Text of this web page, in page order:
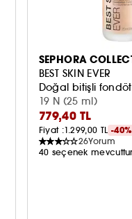
SEPHORA
BEST SKIN EVER
Doğal bitişli
19 N (25 ml)
779,40 TL
Fiyat :1.299,00 TL -40%
26Yorum
40 seçenek mevcuttur